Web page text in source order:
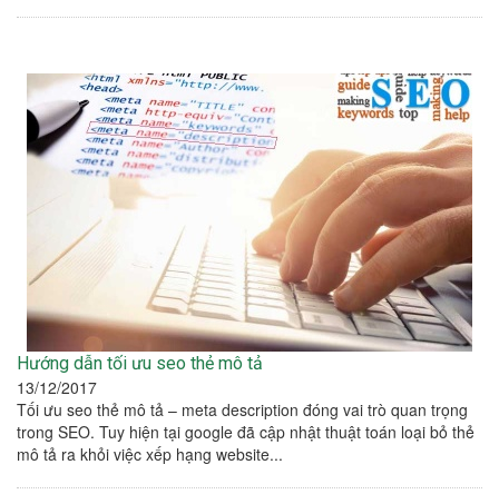
Hướng dẫn tối ưu seo thẻ mô tả
13/12/2017
Tối ưu seo thẻ mô tả – meta description đóng vai trò quan trọng
trong SEO. Tuy hiện tại google đã cập nhật thuật toán loại bỏ thẻ
mô tả ra khỏi việc xếp hạng website...